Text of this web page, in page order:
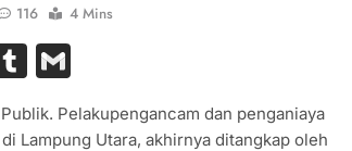
116 4 Mins
Tumblr
Pelakupengancam dan penganiaya
Lampung Utara, akhirnya ditangkap oleh